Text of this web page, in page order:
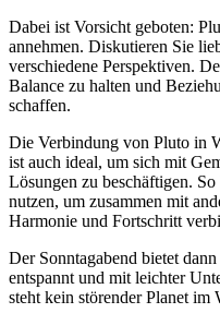
Dabei ist Vorsicht geboten:
annehmen. Diskutieren Sie
verschiedene Perspektiven.
Balance zu halten und
schaffen.
Die Verbindung von Pluto in
ist auch ideal, um sich mit
Lösungen zu beschäftigen.
nutzen, um zusammen mit
Harmonie und Fortschritt
Der Sonntagabend bietet
entspannt und mit leichter
steht kein störender Planet im